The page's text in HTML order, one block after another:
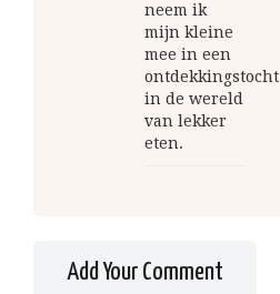
neem ik
mijn kleine
mee in een
ontdekkingstocht
in de wereld
van lekker
eten.
Add Your Comment